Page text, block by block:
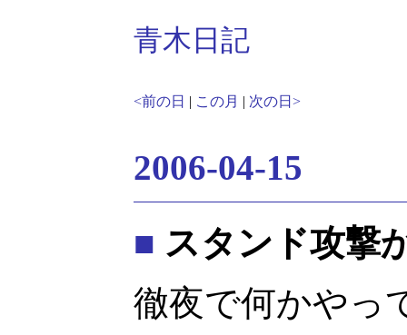
青木日記
<前の日 | この月 | 次の日>
2006-04-15
■ スタンド攻撃
徹夜で何かやっ